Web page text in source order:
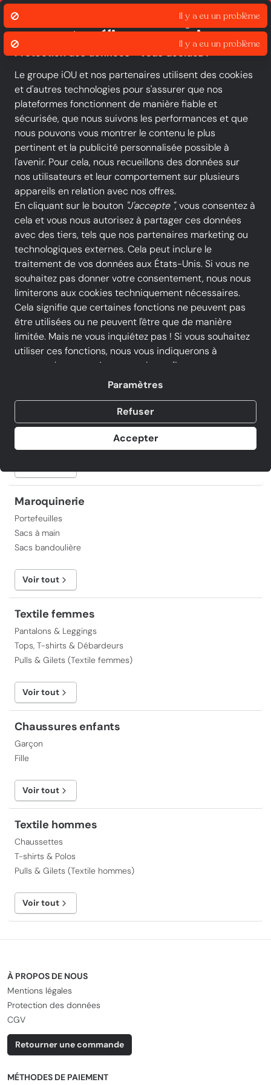
Nous utilisons des cookies pour
assurer et améliorer nos services.
Protection des données - vous décidez !
Le groupe iOU et nos partenaires utilisent des cookies
et d'autres technologies pour s'assurer que nos
plateformes fonctionnent de manière fiable et
sécurisée, que nous suivons les performances et que
nous pouvons vous montrer le contenu le plus
pertinent et la publicité personnalisée possible à
l'avenir. Pour cela, nous recueillons des données sur
nos utilisateurs et leur comportement sur plusieurs
appareils en relation avec nos offres.
En cliquant sur le bouton "J'accepte ", vous consentez à
cela et vous nous autorisez à partager ces données
avec des tiers, tels que nos partenaires marketing ou
technologiques externes. Cela peut inclure le
traitement de vos données aux États-Unis. Si vous ne
souhaitez pas donner votre consentement, nous nous
limiterons aux cookies techniquement nécessaires.
Cela signifie que certaines fonctions ne peuvent pas
être utilisées ou ne peuvent l'être que de manière
limitée. Mais ne vous inquiétez pas ! Si vous souhaitez
utiliser ces fonctions, nous vous indiquerons à
nouveau les paramètres sur place afin que vous
puissiez également donner votre accord par la suite.
Politique de confidentialité
Paramètres
Refuser
Accepter
Toutes les catégories Nouveautés Promotions
Catégoriesà iOU SHOP
Chaussures femmes
Baskets & Sneakers (Chaussures femmes)
Sandales & Nu-pieds
Boots & Bottines (Chaussures femmes)
Voir tout
Chaussures hommes
Baskets & Sneakers (Chaussures hommes)
Boots & Bottines (Chaussures hommes)
Chaussures de ville
Accessoires
Maroquinerie (Accessoires)
Maroquinerie
Portefeuilles
Sacs à main
Sacs bandoulière
Voir tout
Textile femmes
Pantalons & Leggings
Tops, T-shirts & Débardeurs
Pulls & Gilets (Textile femmes)
Voir tout
Chaussures enfants
Garçon
Fille
Voir tout
Textile hommes
Chaussettes
T-shirts & Polos
Pulls & Gilets (Textile hommes)
Voir tout
À PROPOS DE NOUS
Mentions légales
Protection des données
CGV
Retourner une commande
MÉTHODES DE PAIEMENT
Il y a eu un problème
Il y a eu un problème